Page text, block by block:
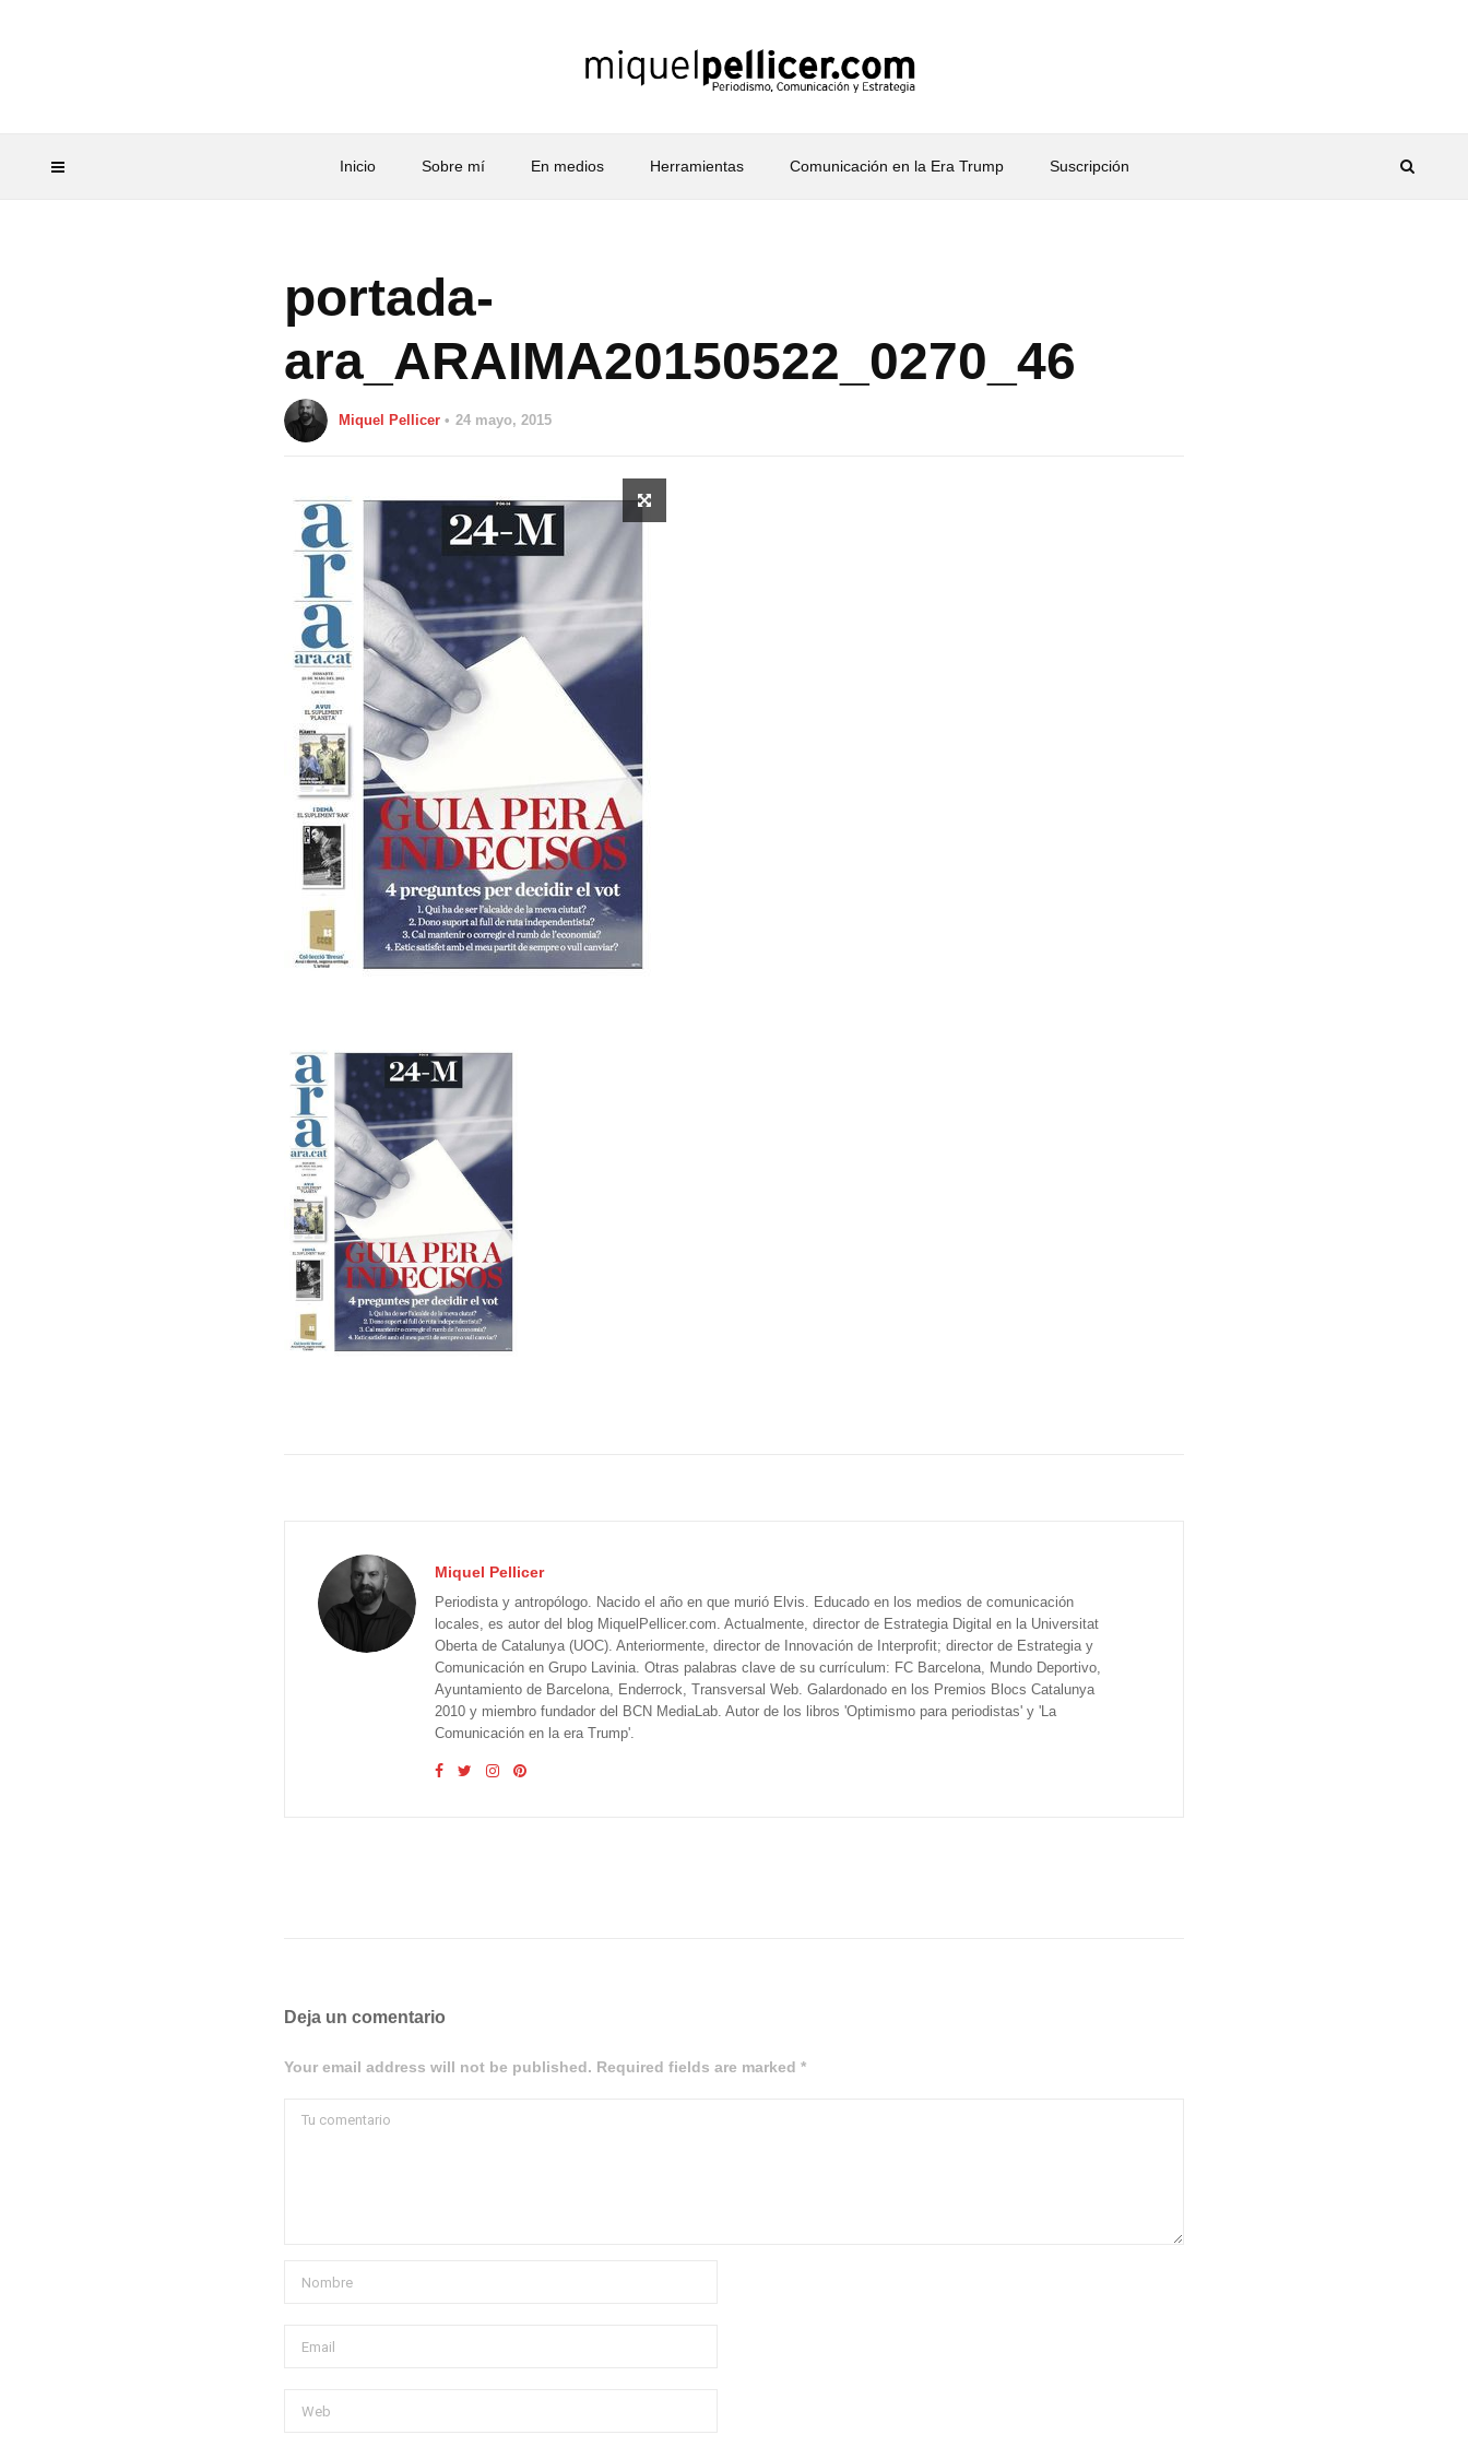
Inicio Sobre mí En medios Herramientas Comunicación en la Era Trump Suscripción
portada-
ara_ARAIMA20150522_0270_46
Miquel Pellicer 24 mayo, 2015
Miquel Pellicer
Periodista y antropólogo. Nacido el año en que murió Elvis. Educado en los medios de comunicación
locales, es autor del blog MiquelPellicer.com. Actualmente, director de Estrategia Digital en la Universitat
Oberta de Catalunya (UOC). Anteriormente, director de Innovación de Interprofit; director de Estrategia y
Comunicación en Grupo Lavinia. Otras palabras clave de su currículum: FC Barcelona, Mundo Deportivo,
Ayuntamiento de Barcelona, Enderrock, Transversal Web. Galardonado en los Premios Blocs Catalunya
2010 y miembro fundador del BCN MediaLab. Autor de los libros 'Optimismo para periodistas' y 'La
Comunicación en la era Trump'.
Deja un comentario
Your email address will not be published. Required fields are marked *